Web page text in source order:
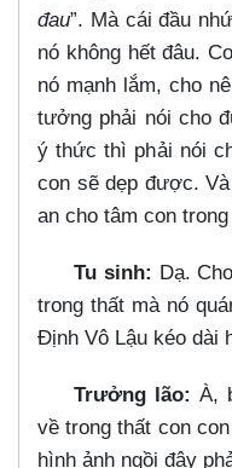
đau”. Mà cái đầu
nó không hết đâu.
nó mạnh lắm, cho
tưởng phải nói cho
ý thức thì phải nói
con sẽ dẹp được.
an cho tâm con
Tu sinh: Dạ.
trong thất mà nó
Định Vô Lậu kéo dài
Trưởng lão: À,
về trong thất con
hình ảnh ngồi đây